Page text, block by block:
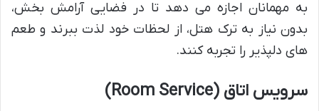
به مهمانان اجازه می دهد تا در فضایی آرامش بخش،
بدون نیاز به ترک هتل، از لحظات خود لذت ببرند و طعم
های دلپذیر را تجربه کنند.
سرویس اتاق (Room Service)